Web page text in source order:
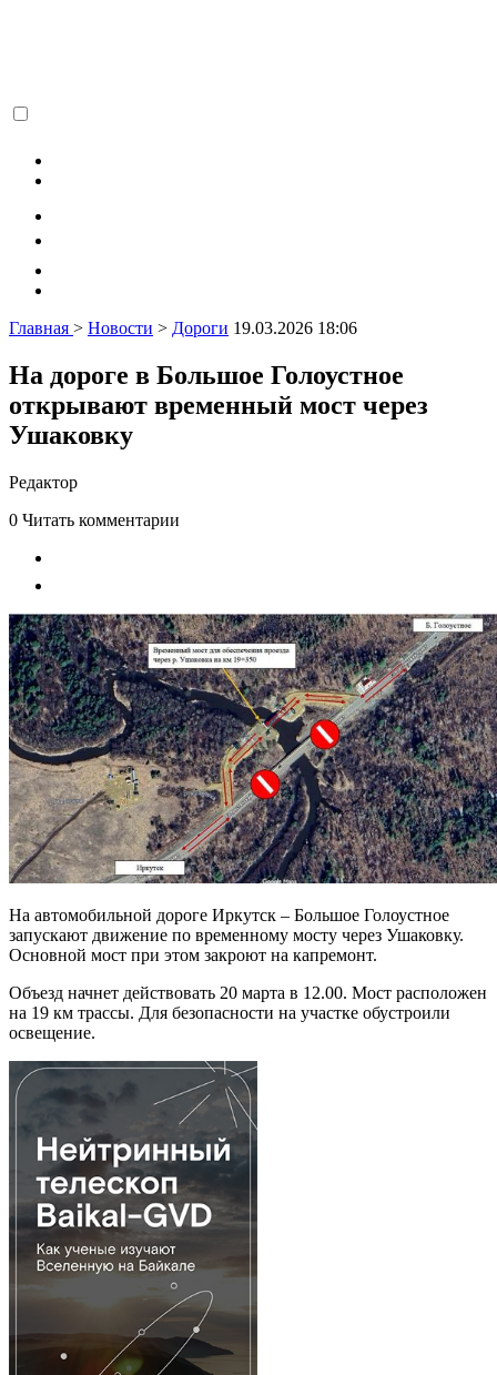
Главная > Новости > Дороги 19.03.2026 18:06
На дороге в Большое Голоустное
открывают временный мост через
Ушаковку
Редактор
0 Читать комментарии
На автомобильной дороге Иркутск – Большое Голоустное
запускают движение по временному мосту через Ушаковку.
Основной мост при этом закроют на капремонт.
Объезд начнет действовать 20 марта в 12.00. Мост расположен
на 19 км трассы. Для безопасности на участке обустроили
освещение.